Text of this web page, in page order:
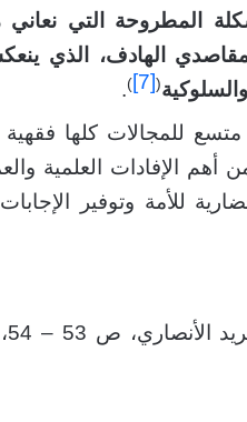
المطروحة التي
الهادف، الذي
(
[7]
)
.
متسع للمجالات كلها
أهم الإفادات العلمية
للأمة وتوفير